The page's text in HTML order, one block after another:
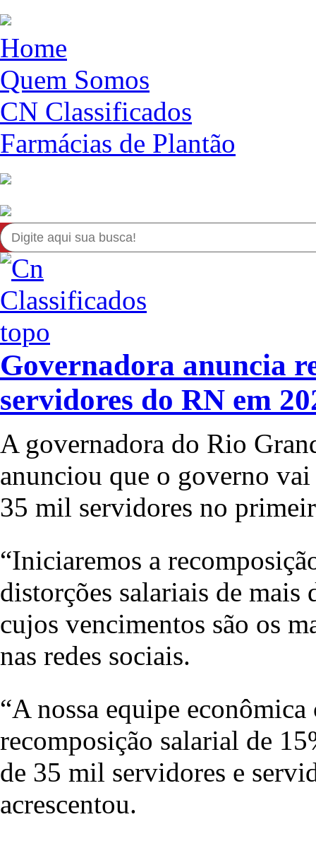
Home
Quem Somos
CN Classificados
Farmácias de Plantão
Governadora anuncia
servidores do RN em
A governadora do Rio
anunciou que o governo
35 mil servidores no
“Iniciaremos a
distorções salariais de mais
cujos vencimentos são os
nas redes sociais.
“A nossa equipe
recomposição salarial de
de 35 mil servidores e
acrescentou.